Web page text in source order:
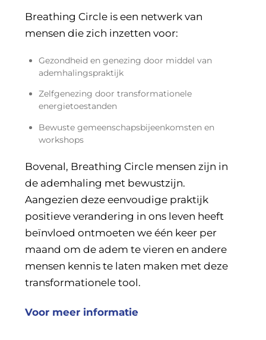
Breathing Circle is een netwerk van
mensen die zich inzetten voor:
Gezondheid en genezing door middel van
ademhalingspraktijk
Zelfgenezing door transformationele
energietoestanden
Bewuste gemeenschapsbijeenkomsten en
workshops
Bovenal, Breathing Circle mensen zijn in
de ademhaling met bewustzijn.
Aangezien deze eenvoudige praktijk
positieve verandering in ons leven heeft
beïnvloed ontmoeten we één keer per
maand om de adem te vieren en andere
mensen kennis te laten maken met deze
transformationele tool.
Voor meer informatie